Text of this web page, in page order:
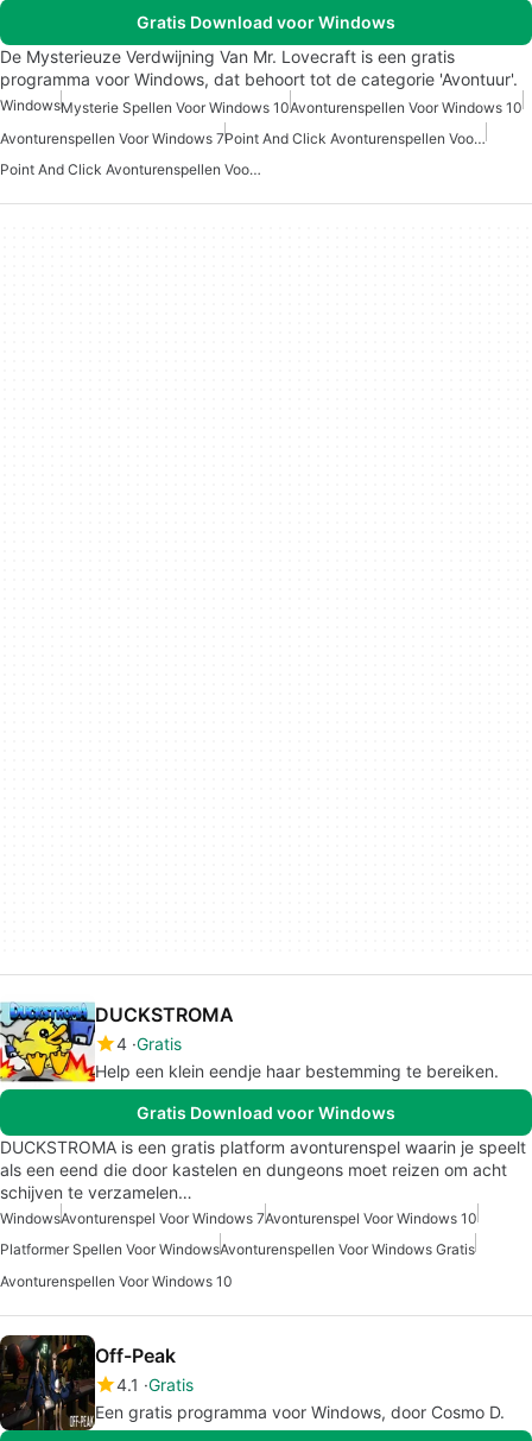
Gratis Download voor Windows
De Mysterieuze Verdwijning Van Mr. Lovecraft is een gratis
programma voor Windows, dat behoort tot de categorie 'Avontuur'.
WindowsMysterie Spellen Voor Windows 10Avonturenspellen Voor Windows 10
Avonturenspellen Voor Windows 7
Point And Click Avonturenspellen Voor Windows Gratis
Point And Click Avonturenspellen Voor Windows
DUCKSTROMA
4 Gratis
Help een klein eendje haar bestemming te bereiken.
Gratis Download voor Windows
DUCKSTROMA is een gratis platform avonturenspel waarin je speelt
als een eend die door kastelen en dungeons moet reizen om acht
schijven te verzamelen…
WindowsAvonturenspel Voor Windows 7Avonturenspel Voor Windows 10
Platformer Spellen Voor WindowsAvonturenspellen Voor Windows Gratis
Avonturenspellen Voor Windows 10
Off-Peak
4.1 Gratis
Een gratis programma voor Windows, door Cosmo D.